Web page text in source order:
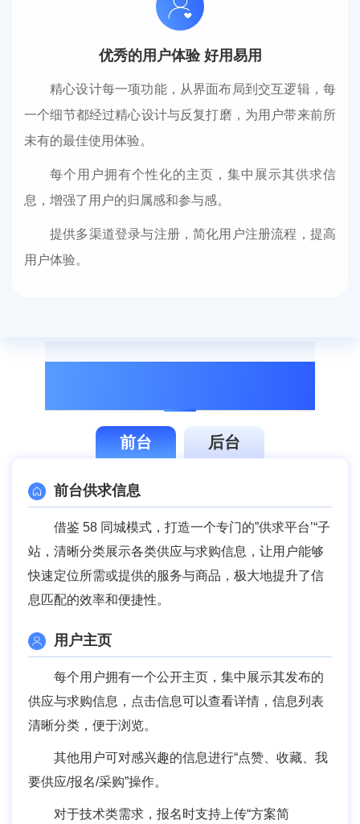
优秀的用户体验 好用易用
精心设计每一项功能，从界面布局到交互逻辑，每
一个细节都经过精心设计与反复打磨，为用户带来前所
未有的最佳使用体验。
每个用户拥有个性化的主页，集中展示其供求信
息，增强了用户的归属感和参与感。
提供多渠道登录与注册，简化用户注册流程，提高
用户体验。
02
前台 后台
前台供求信息
借鉴 58 同城模式，打造一个专门的”供求平台’“子
站，清晰分类展示各类供应与求购信息，让用户能够
快速定位所需或提供的服务与商品，极大地提升了信
息匹配的效率和便捷性。
用户主页
每个用户拥有一个公开主页，集中展示其发布的
供应与求购信息，点击信息可以查看详情，信息列表
清晰分类，便于浏览。
其他用户可对感兴趣的信息进行“点赞、收藏、我
要供应/报名/采购”操作。
对于技术类需求，报名时支持上传“方案简